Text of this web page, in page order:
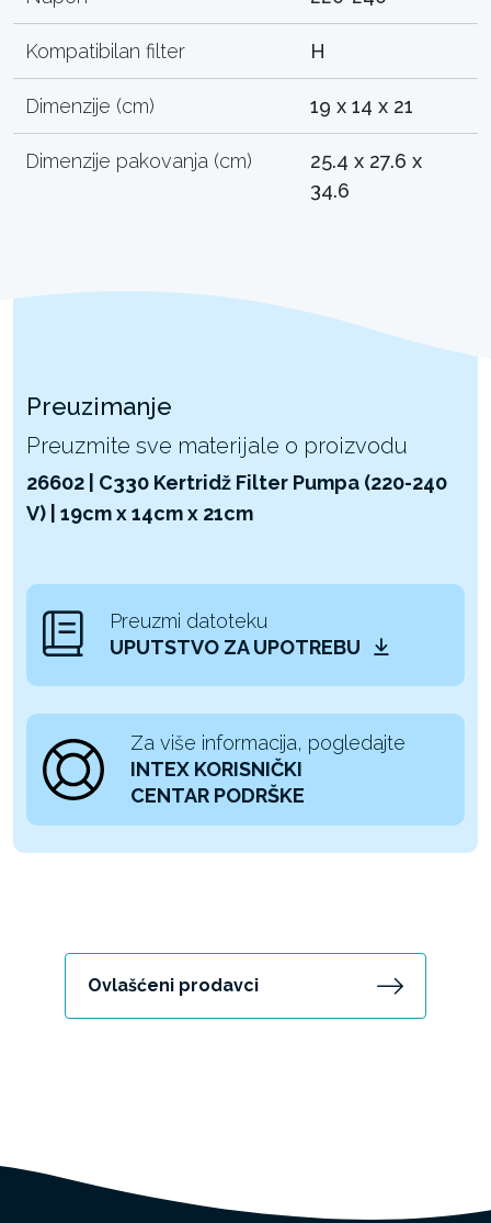
Kompatibilan filter H
Dimenzije (cm) 19 x 14 x 21
Dimenzije pakovanja (cm)
25.4 x 27.6 x
34.6
Preuzimanje
Preuzmite sve materijale o proizvodu
26602 | C330 Kertridž Filter Pumpa (220-240
V) | 19cm x 14cm x 21cm
Preuzmi datoteku
UPUTSTVO ZA UPOTREBU
Za više informacija, pogledajte
INTEX KORISNIČKI
CENTAR PODRŠKE
Ovlašćeni prodavci